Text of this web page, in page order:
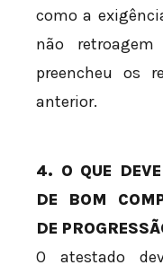
como a
não
preencheu os
anterior.
4. O QUE
DE BOM
DE
O atestado